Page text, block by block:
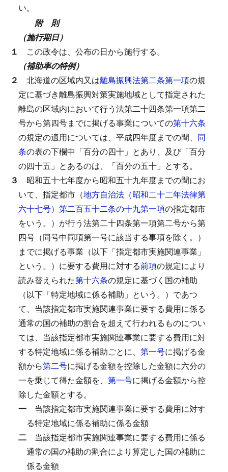
い。
附 則
（施行期日）
１ この政令は、公布の日から施行する。
（補助率の特例）
２ 北海道の区域内又は離島振興法第二条第一項の規
定に基づき離島振興対策実施地域として指定された
離島の区域内において行う法第二十四条第一項第二
号から第四号までに掲げる事業についての第十六条
の規定の適用については、平成四年度までの間、 同
条の表の下欄中「百分の四十」とあり、及び「百分
の四十五」とあるのは、「百分の五十」とする。
３ 昭和五十七年度から昭和五十九年度までの間にお
いて、指定都市（地方自治法（昭和二十二年法律第
六十七号）第二百五十二条の十九第一項の指定都市
をいう。）が行う法第二十四条第一項第二号から第
四号（同号中同項第一号に該当する事項を除く。）
までに掲げる事業（以下「指定都市実施関連事業」
という。）に要する費用に対する前項の規定により
読み替えられた第十六条の規定に基づく国の補助
（以下「特定地域に係る補助」という。）であつ
て、当該指定都市実施関連事業に要する費用に係る
通常の国の補助の割合を超えて行われるものについ
ては、当該指定都市実施関連事業に要する費用に対
する特定地域に係る補助ごとに、 第一号に掲げる金
額から第二号に掲げる金額を控除した金額に六分の
一を乗じて得た金額を、 第一号に掲げる金額から控
除した金額とする。
一 当該指定都市実施関連事業に要する費用に対す
る特定地域に係る補助に係る金額
二 当該指定都市実施関連事業に要する費用に係る
通常の国の補助の割合により算定した国の補助に
係る金額